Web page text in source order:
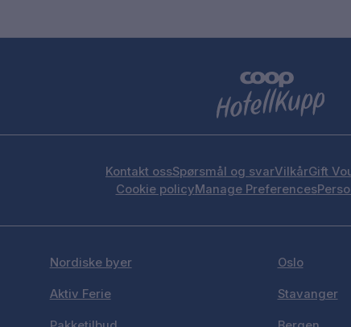
Kontakt ossSpørsmål og svarVilkårGift
Cookie policyManage Preferences
Nordiske byer
Aktiv Ferie
Oslo
Stavanger